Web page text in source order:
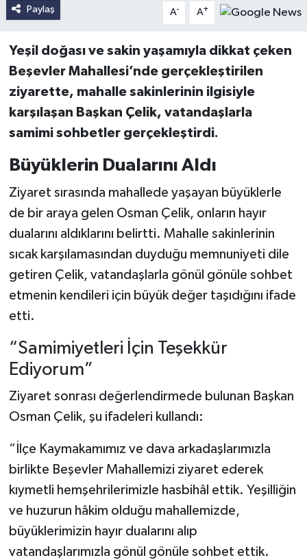
Paylaş A- A+
Yeşil doğası ve sakin yaşamıyla dikkat çeken
Beşevler Mahallesi’nde gerçekleştirilen
ziyarette, mahalle sakinlerinin ilgisiyle
karşılaşan Başkan Çelik, vatandaşlarla
samimi sohbetler gerçekleştirdi.
Büyüklerin Dualarını Aldı
Ziyaret sırasında mahallede yaşayan büyüklerle
de bir araya gelen Osman Çelik, onların hayır
dualarını aldıklarını belirtti. Mahalle sakinlerinin
sıcak karşılamasından duyduğu memnuniyeti dile
getiren Çelik, vatandaşlarla gönül gönüle sohbet
etmenin kendileri için büyük değer taşıdığını ifade
etti.
“Samimiyetleri İçin Teşekkür
Ediyorum”
Ziyaret sonrası değerlendirmede bulunan Başkan
Osman Çelik, şu ifadeleri kullandı:
“İlçe Kaymakamımız ve dava arkadaşlarımızla
birlikte Beşevler Mahallemizi ziyaret ederek
kıymetli hemşehrilerimizle hasbihâl ettik. Yeşilliğin
ve huzurun hâkim olduğu mahallemizde,
büyüklerimizin hayır dualarını alıp
vatandaşlarımızla gönül gönüle sohbet ettik.